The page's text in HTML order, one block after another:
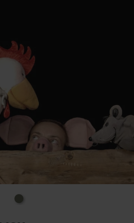
in die Rolle des dicken
Geschichte fantasievoll und
so dass das Publikum
drei aus dem Bilderbuch
zu haben. Für
Erwachsene ohne Alibi-Kind.
Tageskasse; Kartenzahlung ist
02257-4414 oder unter
die erst am Tag der
können möglicherweise